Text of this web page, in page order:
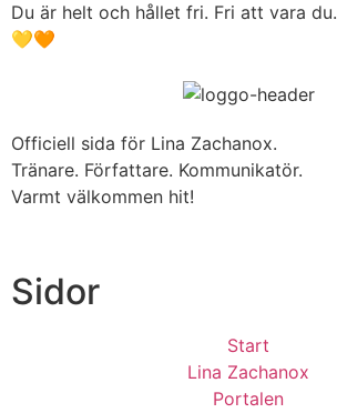
Du är helt och hållet fri. Fri att vara du.
💛🧡
Officiell sida för Lina Zachanox.
Tränare. Författare. Kommunikatör.
Varmt välkommen hit!
Sidor
Start
Lina Zachanox
Portalen